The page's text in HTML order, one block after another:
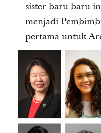
sister baru-baru
menjadi
pertama untuk